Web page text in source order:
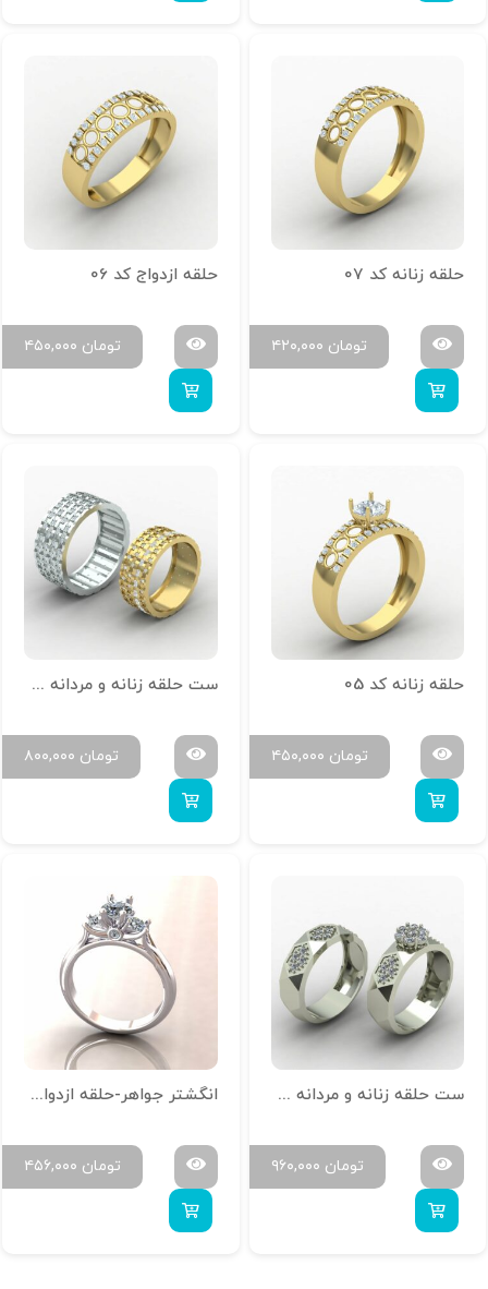
حلقه زنانه کد 07
۴۲۰,۰۰۰ تومان
حلقه ازدواج کد 06
۴۵۰,۰۰۰ تومان
حلقه زنانه کد 05
۴۵۰,۰۰۰ تومان
ست حلقه زنانه و مردانه کد 03
۸۰۰,۰۰۰ تومان
ست حلقه زنانه و مردانه کد 02
۹۶۰,۰۰۰ تومان
انگشتر جواهر-حلقه ازدواج سه تخمه 001
۴۵۶,۰۰۰ تومان